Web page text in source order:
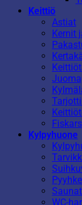
Keittiö
Astiat
Kernit
Fiskars
Kylpyhuone
WC-